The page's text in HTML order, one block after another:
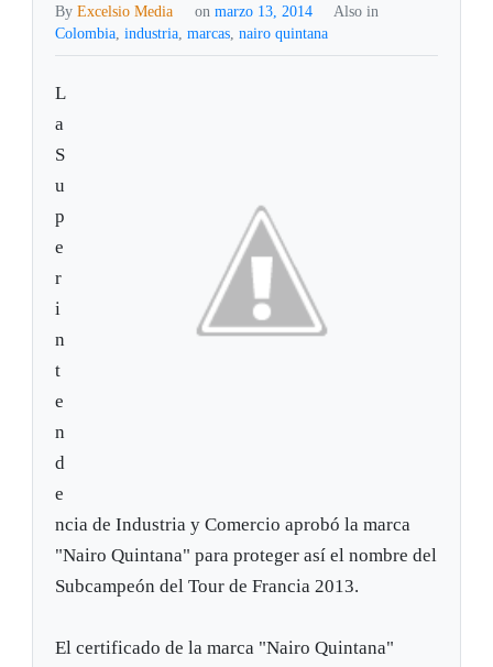
ByExcelsio Media on marzo 13, 2014
Also in
Colombia,industria,marcas,nairo quintana
L
a
S
u
p
e
r
i
n
t
e
n
d
e
ncia de Industria y Comercio aprobó la marca
"Nairo Quintana" para proteger así el nombre del
Subcampeón del Tour de Francia 2013.
El certificado de la marca "Nairo Quintana"